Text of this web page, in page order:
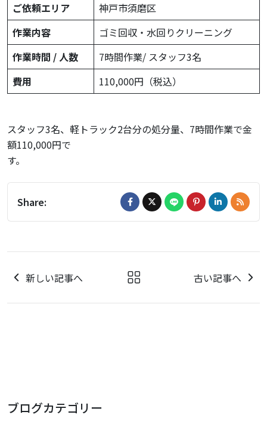
ご依頼エリア
神戸市須磨区
作業内容
ゴミ回収・水回りクリーニング
作業時間 / 人数
7時間作業/ スタッフ3名
費用
110,000円（税込）
スタッフ3名、軽トラック2台分の処分量、7時間作業で金
額110,000円で
Share:
新しい記事へ 古い記事へ
ブログカテゴリー